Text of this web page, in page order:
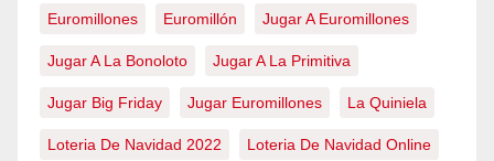
Euromillones Euromillón Jugar A Euromillones
Jugar A La Bonoloto Jugar A La Primitiva
Jugar Big Friday Jugar Euromillones La Quiniela
Loteria De Navidad 2022 Loteria De Navidad Online